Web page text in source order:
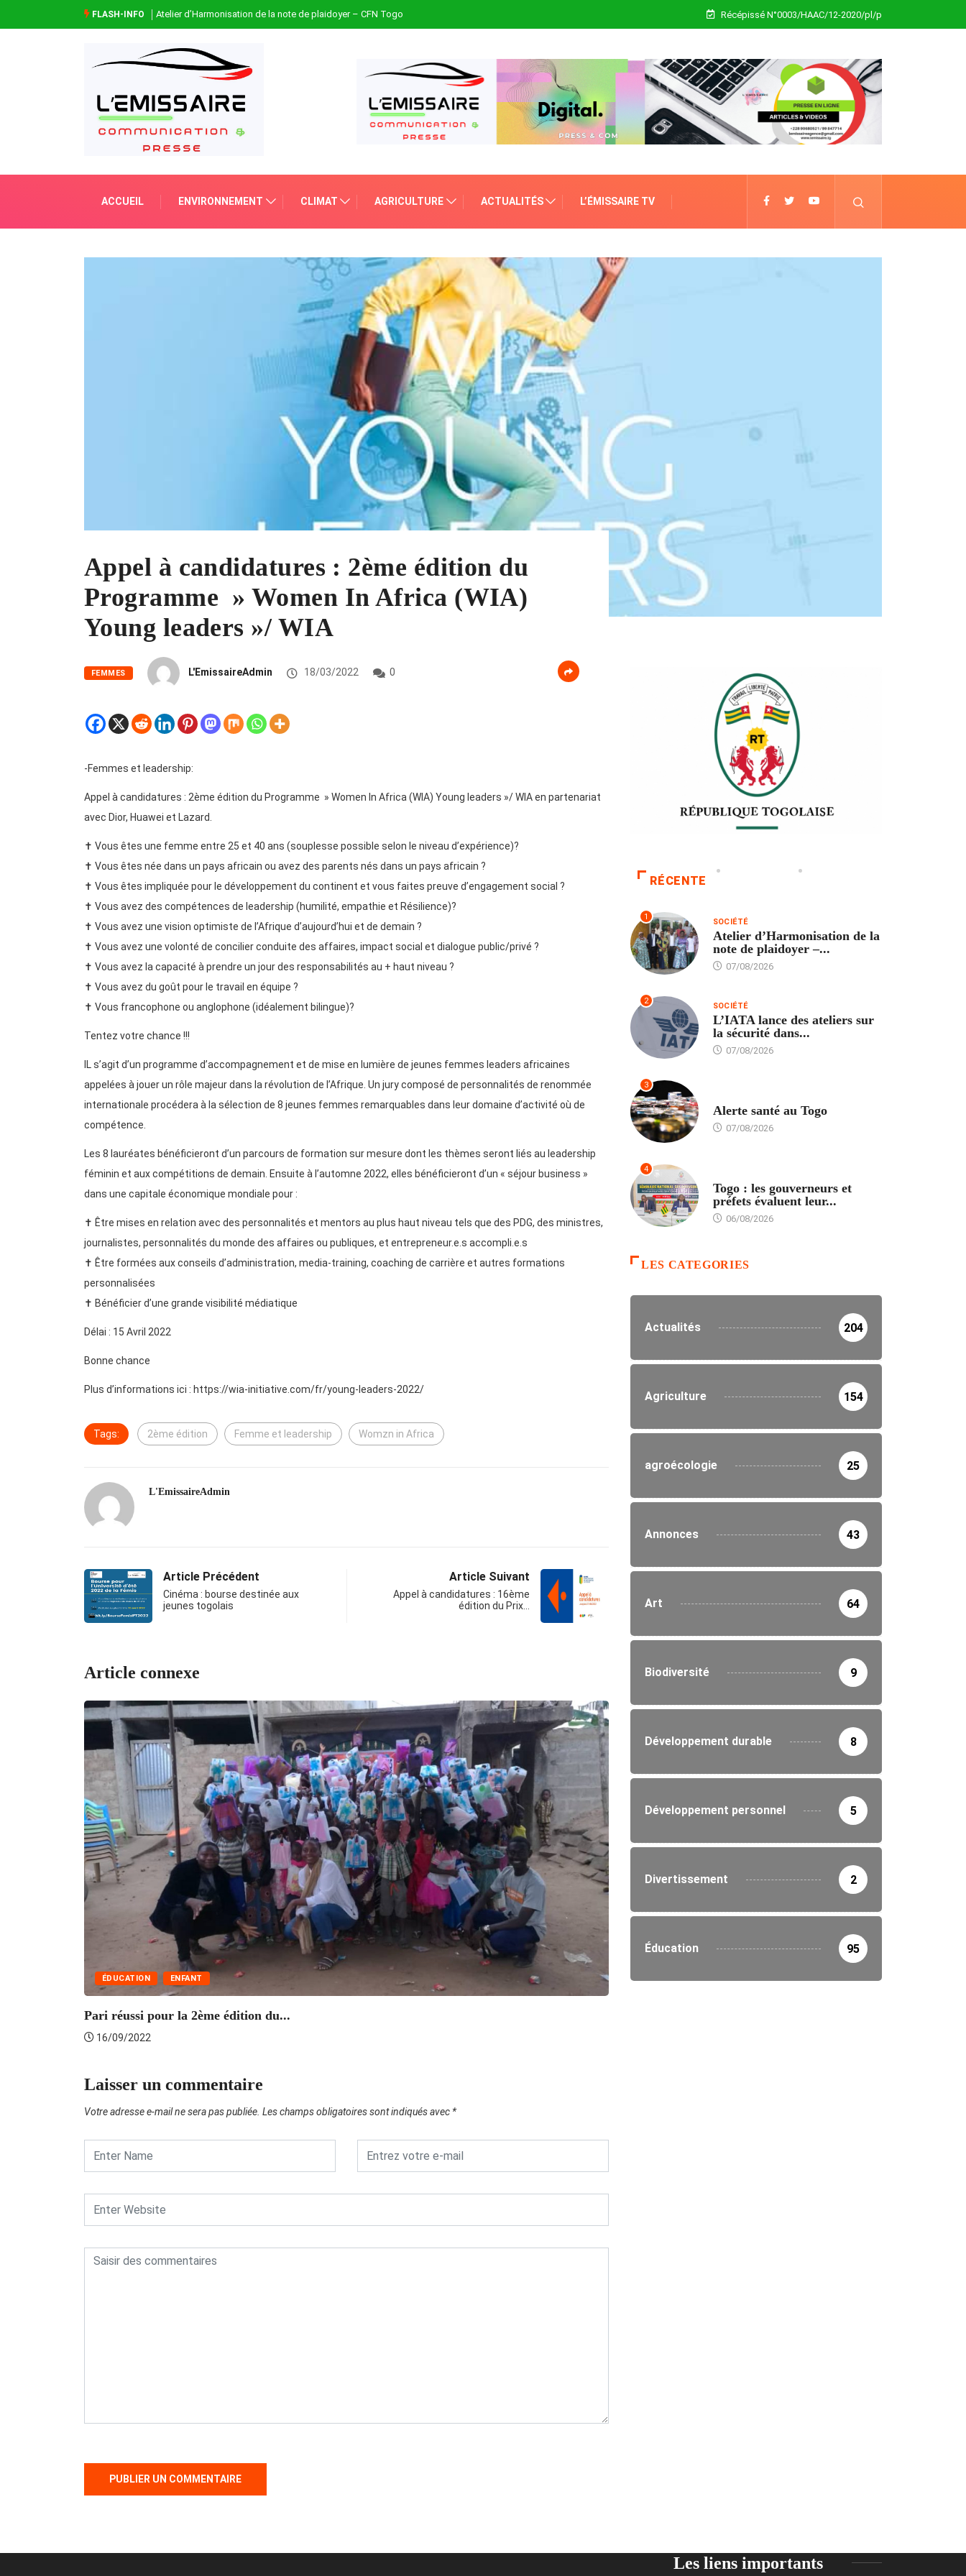
FLASH-INFO Atelier d’Harmonisation de la note de plaidoyer – CFN Togo Récépissé N°0003/HAAC/12-2020/pl/p
ACCUEIL ENVIRONNEMENT CLIMAT AGRICULTURE ACTUALITÉS L’ÉMISSAIRE TV
Appel à candidatures : 2ème édition du
Programme » Women In Africa (WIA)
Young leaders »/ WIA
FEMMES L'EmissaireAdmin 18/03/2022 0
-Femmes et leadership:
Appel à candidatures : 2ème édition du Programme » Women In Africa (WIA) Young leaders »/ WIA en partenariat
avec Dior, Huawei et Lazard.
✝️ Vous êtes une femme entre 25 et 40 ans (souplesse possible selon le niveau d’expérience)?
✝️ Vous êtes née dans un pays africain ou avez des parents nés dans un pays africain ?
✝️ Vous êtes impliquée pour le développement du continent et vous faites preuve d’engagement social ?
✝️ Vous avez des compétences de leadership (humilité, empathie et Résilience)?
✝️ Vous avez une vision optimiste de l’Afrique d’aujourd’hui et de demain ?
✝️ Vous avez une volonté de concilier conduite des affaires, impact social et dialogue public/privé ?
✝️ Vous avez la capacité à prendre un jour des responsabilités au + haut niveau ?
✝️ Vous avez du goût pour le travail en équipe ?
✝️ Vous francophone ou anglophone (idéalement bilingue)?
Tentez votre chance !!!
IL s’agit d’un programme d’accompagnement et de mise en lumière de jeunes femmes leaders africaines
appelées à jouer un rôle majeur dans la révolution de l’Afrique. Un jury composé de personnalités de renommée
internationale procédera à la sélection de 8 jeunes femmes remarquables dans leur domaine d’activité où de
compétence.
Les 8 lauréates bénéficieront d’un parcours de formation sur mesure dont les thèmes seront liés au leadership
féminin et aux compétitions de demain. Ensuite à l’automne 2022, elles bénéficieront d’un « séjour business »
dans une capitale économique mondiale pour :
✝️ Être mises en relation avec des personnalités et mentors au plus haut niveau tels que des PDG, des ministres,
journalistes, personnalités du monde des affaires ou publiques, et entrepreneur.e.s accompli.e.s
✝️ Être formées aux conseils d’administration, media-training, coaching de carrière et autres formations
personnalisées
✝️ Bénéficier d’une grande visibilité médiatique
Délai : 15 Avril 2022
Bonne chance
Plus d’informations ici : https://wia-initiative.com/fr/young-leaders-2022/
Tags: 2ème édition Femme et leadership Womzn in Africa
L'EmissaireAdmin
Article Précédent
Cinéma : bourse destinée aux
jeunes togolais
Article Suivant
Appel à candidatures : 16ème
édition du Prix…
Article connexe
ÉDUCATION ENFANT
Pari réussi pour la 2ème édition du...
16/09/2022
Laisser un commentaire
Votre adresse e-mail ne sera pas publiée. Les champs obligatoires sont indiqués avec *
RÉCENTE
1 SOCIÉTÉ
Atelier d’Harmonisation de la
note de plaidoyer –...
07/08/2026
2 SOCIÉTÉ
L’IATA lance des ateliers sur
la sécurité dans...
07/08/2026
3
Alerte santé au Togo
07/08/2026
4
Togo : les gouverneurs et
préfets évaluent leur...
06/08/2026
LES CATEGORIES
Actualités 204
Agriculture 154
agroécologie 25
Annonces 43
Art 64
Biodiversité 9
Développement durable 8
Développement personnel 5
Divertissement 2
Éducation 95
Les liens importants